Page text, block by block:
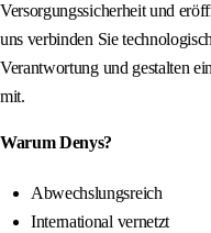
Versorgungssicherheit und
uns verbinden Sie
Verantwortung und gestalten
mit.
Warum Denys?
Abwechslungsreich
International vernetzt